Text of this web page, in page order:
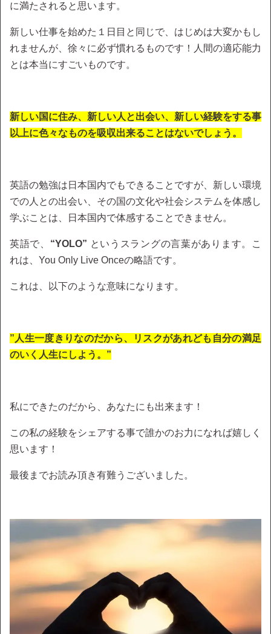
に満たされると思います。
新しい仕事を始めた１日目と同じで、はじめは大変かもし
れませんが、徐々に必ず慣れるものです！人間の適応能力
とは本当にすごいものです。
新しい国に住み、新しい人と出会い、新しい経験をする事
以上に色々なものを吸収出来ることはないでしょう。
英語の勉強は日本国内でもできることですが、新しい環境
での人との出会い、その国の文化や社会システムを体感し
学ぶことは、日本国内で体感することできません。
英語で、 “YOLO” というスラングの言葉があります。こ
れは、You Only Live Onceの略語です。
これは、以下のような意味になります。
”人生一度きりなのだから、リスクがあれども自分の満足
のいく人生にしよう。”
私にできたのだから、あなたにも出来ます！
この私の経験をシェアする事で誰かのお力になれば嬉しく
思います！
最後までお読み頂き有難うございました。